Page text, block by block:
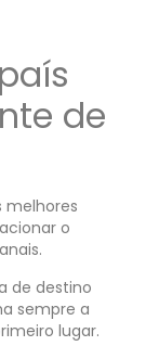
de
melhores
o
de destino
sempre a
lugar.